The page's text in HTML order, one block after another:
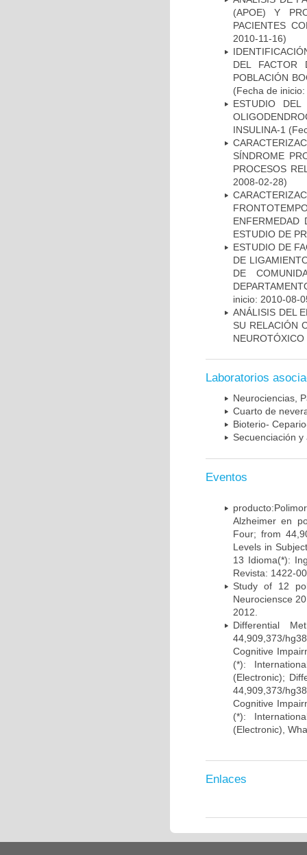
(APOE) Y
PACIENTES
2010-11-16)
DEL FACTOR
POBLACIÓN
(Fecha de
ESTUDIO
INSULINA-1
SÍNDROME
PROCESOS
2008-02-28)
ENFERMEDAD
ESTUDIO DE
ESTUDIO DE
DE
DE
inicio: 2010-08-
ANÁLISIS DEL
SU RELACIÓN
NEUROTÓXICO
Laboratorios
Neurociencias,
Cuarto de
Bioterio-
Secuenciación
Eventos
Alzheimer en
Four; from
Levels in
13 Idioma(*):
Revista: 1422-
Study of 12
Neurociensce
2012.
Differential
44,909,373/
Cognitive
(*):
(Electronic);
44,909,373/
Cognitive
(*):
(Electronic),
Enlaces